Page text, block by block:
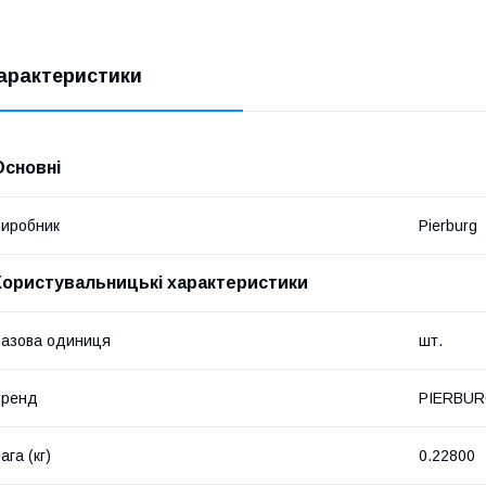
Pierburg
характеристики
одиниця шт.
(кг) 0.22800